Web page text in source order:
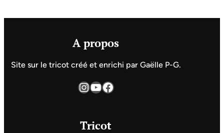
A propos
Site sur le tricot créé et enrichi par Gaëlle P-G.
InstagramYouTube Facebook
Tricot